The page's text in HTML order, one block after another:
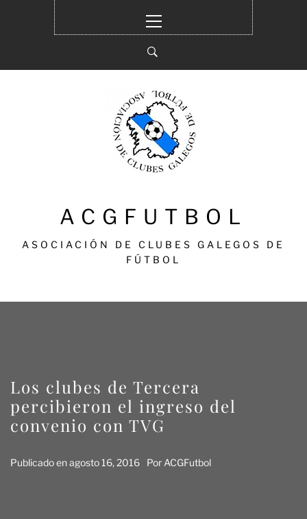
principal
ACGFUTBOL
ASOCIACIÓN DE CLUBES GALEGOS DE
FÚTBOL
Los clubes de Tercera
percibieron el ingreso del
convenio con TVG
Publicado enagosto 16, 2016 Por ACGFutbol